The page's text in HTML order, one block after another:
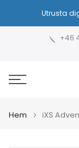
till
Utrusta
+46
Hem iXS